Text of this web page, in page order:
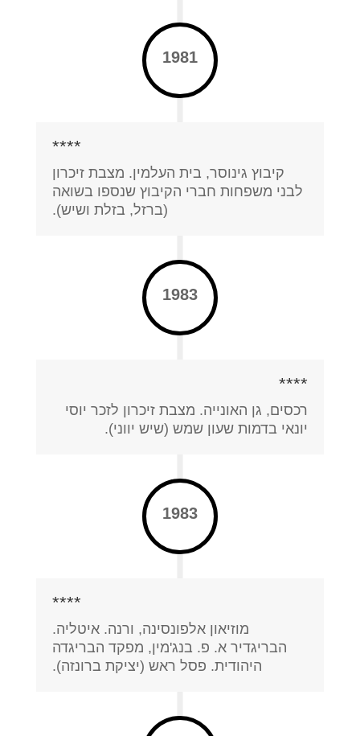
1981
****
קיבוץ גינוסר, בית העלמין. מצבת זיכרון
לבני משפחות חברי הקיבוץ שנספו בשואה
(ברזל, בזלת ושיש).
1983
****
רכסים, גן האונייה. מצבת זיכרון לזכר יוסי
יונאי בדמות שעון שמש (שיש יווני).
1983
****
מוזיאון אלפונסינה, ורנה. איטליה.
הבריגדיר א. פ. בנג'מין, מפקד הבריגדה
היהודית. פסל ראש (יציקת ברונזה).